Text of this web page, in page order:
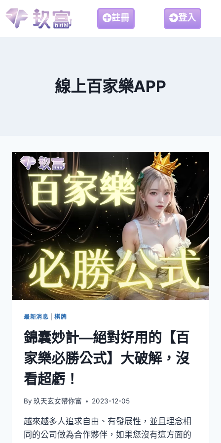
註冊 登入
線上百家樂APP
最新消息 |棋牌
錦囊妙計—絕對好用的【百
家樂必勝公式】大破解，沒
看超虧！
By 玖天玄女帶你富 2023-12-05
越來越多人追求自由、有發展性，並且理念相
同的公司做為合作夥伴，如果您沒有這方面的